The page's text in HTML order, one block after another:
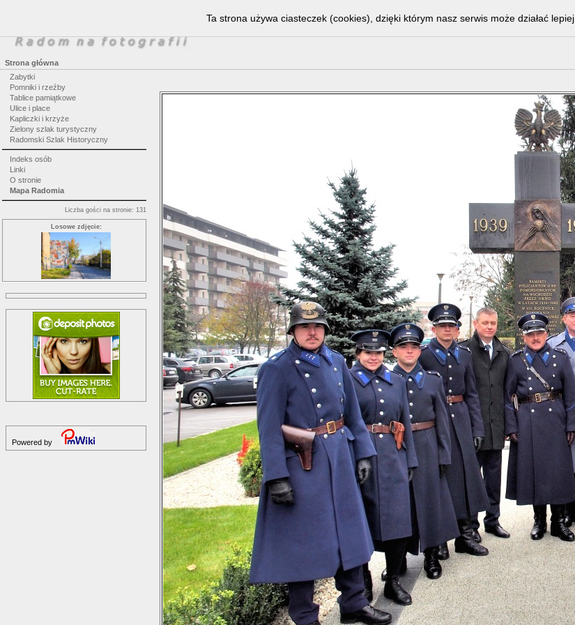
Strona główna
Zabytki
Pomniki i rzeźby
Tablice pamiątkowe
Ulice i place
Kapliczki i krzyże
Zielony szlak turystyczny
Radomski Szlak Historyczny
Indeks osób
Linki
O stronie
Mapa Radomia
Liczba gości na stronie: 131
Losowe zdjęcie:
Powered by
Ta strona używa ciasteczek (cookies), dzięki którym nasz serwis może działać lepiej.